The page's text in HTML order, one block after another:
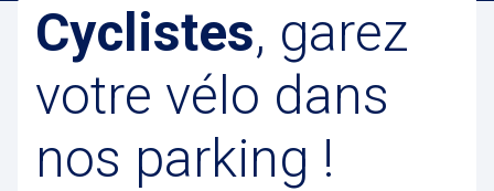
Cyclistes, garez
votre vélo dans
nos parking !